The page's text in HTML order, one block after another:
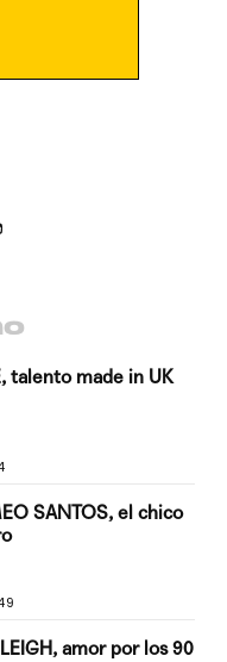
talento made in UK
SANTOS, el chico
amor por los 90